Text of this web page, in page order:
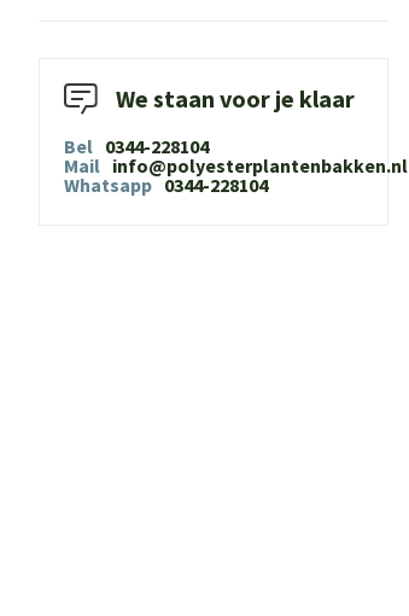
We staan voor je klaar
Bel 0344-228104
Mail info@polyesterplantenbakken.nl
Whatsapp 0344-228104